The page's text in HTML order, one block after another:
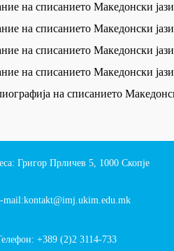
на списанието Македонски
на списанието Македонски
на списанието Македонски
на списанието Македонски
на списанието
Григор Прличев 5, 1000 Скопје
mail:kontakt@imj.ukim.edu.mk
+389 (2)2 3114-733